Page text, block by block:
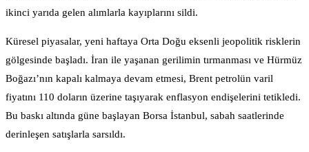
ikinci yarıda gelen alımlarla kayıplarını sildi.
Küresel piyasalar, yeni haftaya Orta Doğu eksenli jeopolitik risklerin
gölgesinde başladı. İran ile yaşanan gerilimin tırmanması ve Hürmüz
Boğazı’nın kapalı kalmaya devam etmesi, Brent petrolün varil
fiyatını 110 doların üzerine taşıyarak enflasyon endişelerini tetikledi.
Bu baskı altında güne başlayan Borsa İstanbul, sabah saatlerinde
derinleşen satışlarla sarsıldı.